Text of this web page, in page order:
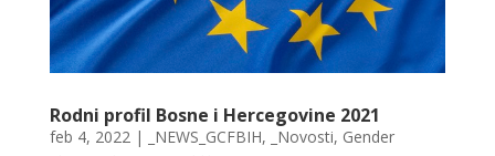
Rodni profil Bosne i Hercegovine 2021
feb 4, 2022 | _NEWS_GCFBIH, _Novosti, Gender